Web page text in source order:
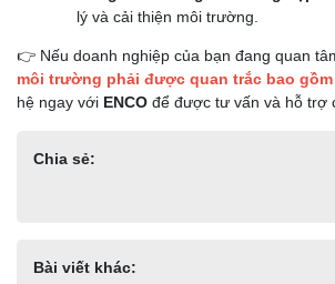
lý và cải thiện môi trường.
👉 Nếu doanh nghiệp của bạn đang quan
môi trường phải được quan trắc bao gồm
hệ ngay với ENCO để được tư vấn và hỗ trợ
Chia sẻ:
Bài viết khác: